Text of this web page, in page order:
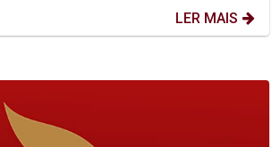
LER MAIS